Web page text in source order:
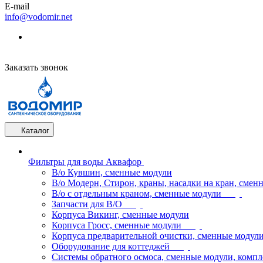
E-mail
info@vodomir.net
Заказать звонок
Каталог
Фильтры для воды Аквафор
В/о Кувшин, сменные модули
В/о Модерн, Стирон, краны, насадки на кран,
В/о с отдельным краном, сменные модули
Запчасти для В/О
Корпуса Викинг, сменные модули
Корпуса Гросс, сменные модули
Корпуса предварительной очистки, сменные модули
Оборудование для коттеджей
Системы обратного осмоса, сменные модули,